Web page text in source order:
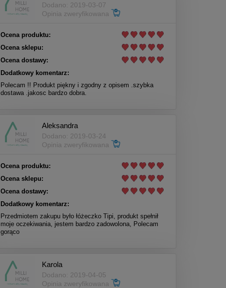
Dodano: 2019-03-07
Opinia zweryfikowana
Ocena produktu:
Ocena sklepu:
Ocena dostawy:
Dodatkowy komentarz:
Polecam !! Produkt piękny i zgodny z opisem .szybka
dostawa .jakosc bardzo dobra.
Aleksandra
Dodano: 2019-03-24
Opinia zweryfikowana
Ocena produktu:
Ocena sklepu:
Ocena dostawy:
Dodatkowy komentarz:
Przedmiotem zakupu było łóżeczko Tipi, produkt spełnił
moje oczekiwania, jestem bardzo zadowolona, Polecam
gorąco
Karola
Dodano: 2019-04-05
Opinia zweryfikowana